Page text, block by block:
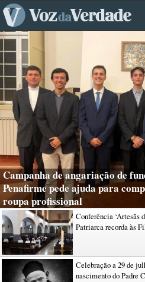
Campanha de angariação de
Penafirme pede ajuda para
roupa profissional
Conferência ‘Artesãs
Patriarca recorda às
Celebração a 29 de
nascimento do Padre